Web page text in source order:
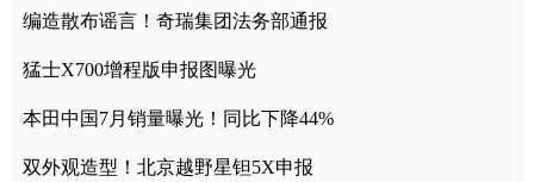
编造散布谣言！奇瑞集团法务部通报
猛士X700增程版申报图曝光
本田中国7月销量曝光！同比下降44%
双外观造型！北京越野星钽5X申报